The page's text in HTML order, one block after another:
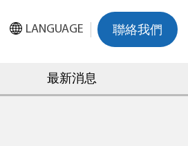
LANGUAGE 聯絡我們
最新消息